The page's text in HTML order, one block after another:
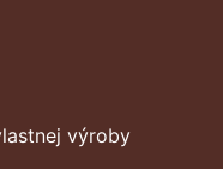
výroby